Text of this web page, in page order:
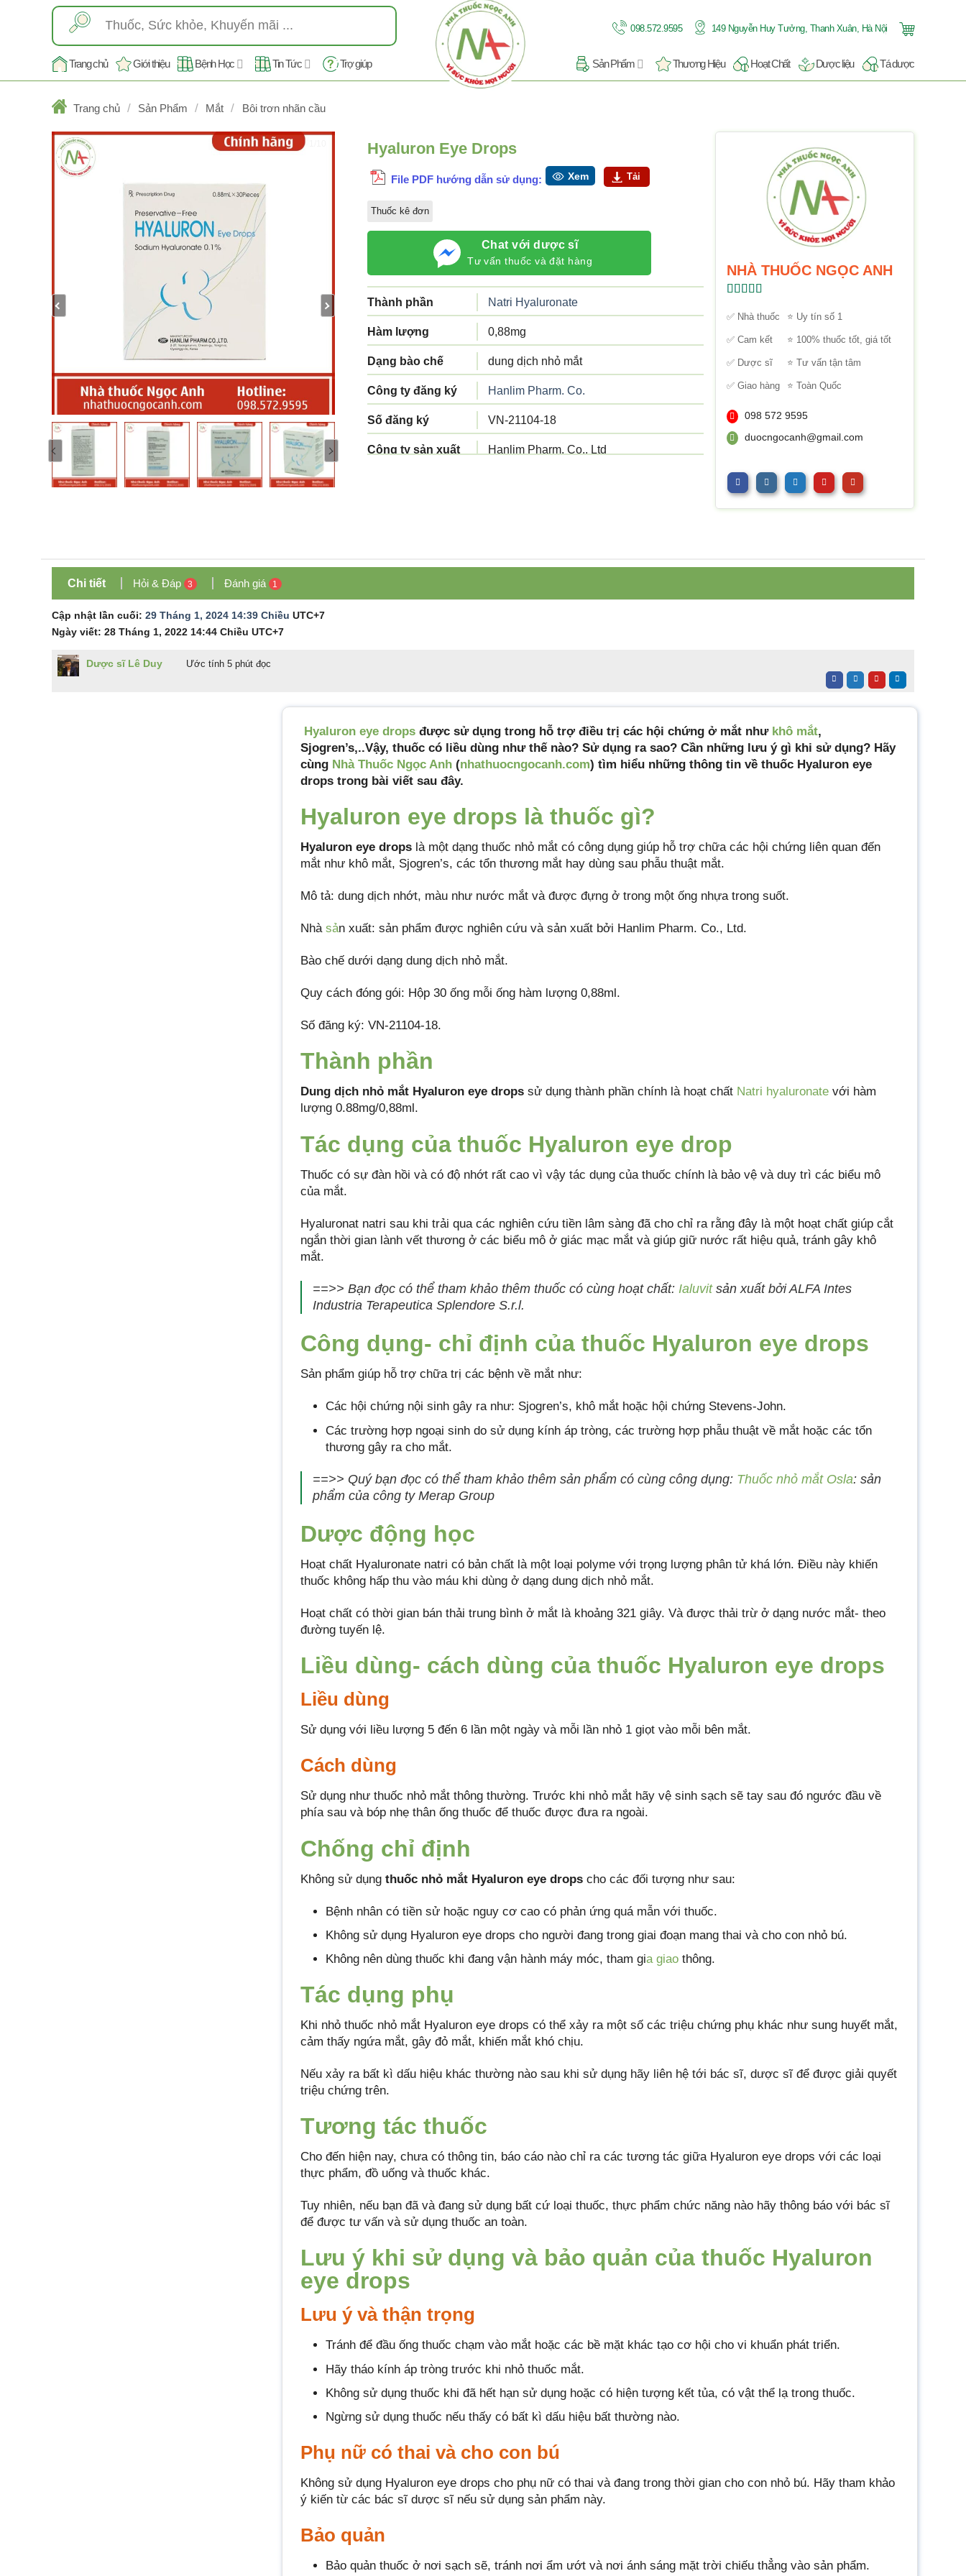
kiếm:
098.572.9595 149 Nguyễn Huy Tưởng, Thanh Xuân, Hà Nội
Trang chủ Giới thiệu Bệnh Học Tin Tức Trợ giúp Sản Phẩm Thương Hiệu Hoạt Chất Dược liệu Tá dược
Trang chủ / Sản Phẩm / Mắt / Bôi trơn nhãn cầu
Chat với dược sĩ
Tư vấn thuốc và đặt hàng
Hyaluron Eye Drops
File PDF hướng dẫn sử dụng: Xem Tải
Thuốc kê đơn
Thành phần Natri Hyaluronate
Hàm lượng 0,88mg
Dạng bào chế dung dịch nhỏ mắt
Công ty đăng ký Hanlim Pharm. Co.
Số đăng ký VN-21104-18
Công ty sản xuất Hanlim Pharm. Co., Ltd
NHÀ THUỐC NGỌC ANH
hạng5.005
✅ Nhà thuốc ⭐ Uy tín số 1
✅ Cam kết ⭐ 100% thuốc tốt, giá tốt
✅ Dược sĩ ⭐ Tư vấn tận tâm
✅ Giao hàng ⭐ Toàn Quốc
098 572 9595
duocngocanh@gmail.com
Chi tiết Hỏi & Đáp 3 Đánh giá 1
Cập nhật lần cuối: 29 Tháng 1, 2024 14:39 Chiều UTC+7
Ngày viết: 28 Tháng 1, 2022 14:44 Chiều UTC+7
Dược sĩ Lê Duy Ước tính 5 phút đọc
Hyaluron eye drops được sử dụng trong hỗ trợ điều trị các hội chứng ở mắt như khô mắt,
Sjogren’s,..Vậy, thuốc có liều dùng như thế nào? Sử dụng ra sao? Cần những lưu ý gì khi sử dụng? Hãy
cùng Nhà Thuốc Ngọc Anh (nhathuocngocanh.com) tìm hiểu những thông tin về thuốc Hyaluron eye
drops trong bài viết sau đây.
Hyaluron eye drops là thuốc gì?
Hyaluron eye drops là một dạng thuốc nhỏ mắt có công dụng giúp hỗ trợ chữa các hội chứng liên quan đến
mắt như khô mắt, Sjogren’s, các tổn thương mắt hay dùng sau phẫu thuật mắt.
Mô tả: dung dịch nhớt, màu như nước mắt và được đựng ở trong một ống nhựa trong suốt.
Nhà sản xuất: sản phẩm được nghiên cứu và sản xuất bởi Hanlim Pharm. Co., Ltd.
Bào chế dưới dạng dung dịch nhỏ mắt.
Quy cách đóng gói: Hộp 30 ống mỗi ống hàm lượng 0,88ml.
Số đăng ký: VN-21104-18.
Thành phần
Dung dịch nhỏ mắt Hyaluron eye drops sử dụng thành phần chính là hoạt chất Natri hyaluronate với hàm
lượng 0.88mg/0,88ml.
Tác dụng của thuốc Hyaluron eye drop
Thuốc có sự đàn hồi và có độ nhớt rất cao vì vậy tác dụng của thuốc chính là bảo vệ và duy trì các biểu mô
của mắt.
Hyaluronat natri sau khi trải qua các nghiên cứu tiền lâm sàng đã cho chỉ ra rằng đây là một hoạt chất giúp cắt
ngắn thời gian lành vết thương ở các biểu mô ở giác mạc mắt và giúp giữ nước rất hiệu quả, tránh gây khô
mắt.
==>> Bạn đọc có thể tham khảo thêm thuốc có cùng hoạt chất: Ialuvitsản xuất bởi ALFA Intes
Industria Terapeutica Splendore S.r.l.
Công dụng- chỉ định của thuốc Hyaluron eye drops
Sản phẩm giúp hỗ trợ chữa trị các bệnh về mắt như:
Các hội chứng nội sinh gây ra như: Sjogren’s, khô mắt hoặc hội chứng Stevens-John.
Các trường hợp ngoại sinh do sử dụng kính áp tròng, các trường hợp phẫu thuật về mắt hoặc các tổn
thương gây ra cho mắt.
==>> Quý bạn đọc có thể tham khảo thêm sản phẩm có cùng công dụng: Thuốc nhỏ mắt Osla: sản
phẩm của công ty Merap Group
Dược động học
Hoạt chất Hyaluronate natri có bản chất là một loại polyme với trọng lượng phân tử khá lớn. Điều này khiến
thuốc không hấp thu vào máu khi dùng ở dạng dung dịch nhỏ mắt.
Hoạt chất có thời gian bán thải trung bình ở mắt là khoảng 321 giây. Và được thải trừ ở dạng nước mắt- theo
đường tuyến lệ.
Liều dùng- cách dùng của thuốc Hyaluron eye drops
Liều dùng
Sử dụng với liều lượng 5 đến 6 lần một ngày và mỗi lần nhỏ 1 giọt vào mỗi bên mắt.
Cách dùng
Sử dụng như thuốc nhỏ mắt thông thường. Trước khi nhỏ mắt hãy vệ sinh sạch sẽ tay sau đó ngước đầu về
phía sau và bóp nhẹ thân ống thuốc để thuốc được đưa ra ngoài.
Chống chỉ định
Không sử dụng thuốc nhỏ mắt Hyaluron eye drops cho các đối tượng như sau:
Bệnh nhân có tiền sử hoặc nguy cơ cao có phản ứng quá mẫn với thuốc.
Không sử dụng Hyaluron eye drops cho người đang trong giai đoạn mang thai và cho con nhỏ bú.
Không nên dùng thuốc khi đang vận hành máy móc, tham gia giao thông.
Tác dụng phụ
Khi nhỏ thuốc nhỏ mắt Hyaluron eye drops có thể xảy ra một số các triệu chứng phụ khác như sung huyết mắt,
cảm thấy ngứa mắt, gây đỏ mắt, khiến mắt khó chịu.
Nếu xảy ra bất kì dấu hiệu khác thường nào sau khi sử dụng hãy liên hệ tới bác sĩ, dược sĩ để được giải quyết
triệu chứng trên.
Tương tác thuốc
Cho đến hiện nay, chưa có thông tin, báo cáo nào chỉ ra các tương tác giữa Hyaluron eye drops với các loại
thực phẩm, đồ uống và thuốc khác.
Tuy nhiên, nếu bạn đã và đang sử dụng bất cứ loại thuốc, thực phẩm chức năng nào hãy thông báo với bác sĩ
để được tư vấn và sử dụng thuốc an toàn.
Lưu ý khi sử dụng và bảo quản của thuốc Hyaluron
eye drops
Lưu ý và thận trọng
Tránh để đầu ống thuốc chạm vào mắt hoặc các bề mặt khác tạo cơ hội cho vi khuẩn phát triển.
Hãy tháo kính áp tròng trước khi nhỏ thuốc mắt.
Không sử dụng thuốc khi đã hết hạn sử dụng hoặc có hiện tượng kết tủa, có vật thể lạ trong thuốc.
Ngừng sử dụng thuốc nếu thấy có bất kì dấu hiệu bất thường nào.
Phụ nữ có thai và cho con bú
Không sử dụng Hyaluron eye drops cho phụ nữ có thai và đang trong thời gian cho con nhỏ bú. Hãy tham khảo
ý kiến từ các bác sĩ dược sĩ nếu sử dụng sản phẩm này.
Bảo quản
Bảo quản thuốc ở nơi sạch sẽ, tránh nơi ẩm ướt và nơi ánh sáng mặt trời chiếu thẳng vào sản phẩm.